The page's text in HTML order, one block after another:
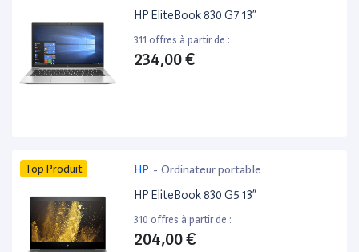
HP EliteBook 830 G7 13”
311 offres à partir de :
234,00 €
Top Produit HP - Ordinateur portable
HP EliteBook 830 G5 13”
310 offres à partir de :
204,00 €